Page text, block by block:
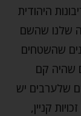
היהודית
שלנו שהשם
שהשטחים
קם
יש
קניין,